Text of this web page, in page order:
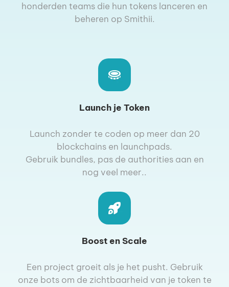
honderden teams die hun tokens lanceren en
beheren op Smithii.
Launch je Token
Launch zonder te coden op meer dan 20
blockchains en launchpads.
Gebruik bundles, pas de authorities aan en
nog veel meer..
Boost en Scale
Een project groeit als je het pusht. Gebruik
onze bots om de zichtbaarheid van je token te